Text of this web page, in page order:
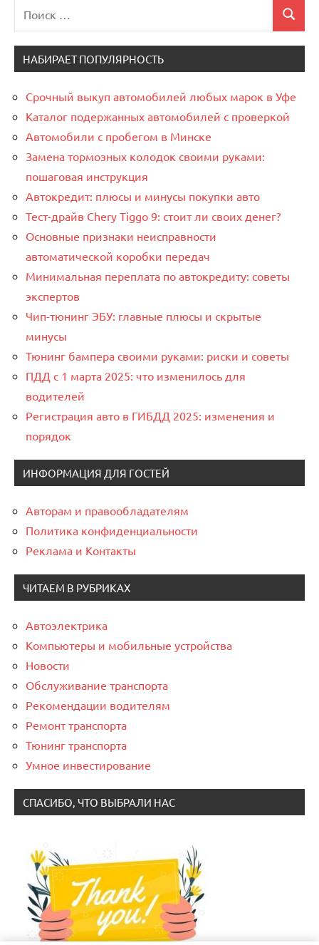
Поиск
для:
Поиск
НАБИРАЕТ ПОПУЛЯРНОСТЬ
Срочный выкуп автомобилей любых марок в Уфе
Каталог подержанных автомобилей с проверкой
Автомобили с пробегом в Минске
Замена тормозных колодок своими руками:
пошаговая инструкция
Автокредит: плюсы и минусы покупки авто
Тест-драйв Chery Tiggo 9: стоит ли своих денег?
Основные признаки неисправности
автоматической коробки передач
Минимальная переплата по автокредиту: советы
экспертов
Чип-тюнинг ЭБУ: главные плюсы и скрытые
минусы
Тюнинг бампера своими руками: риски и советы
ПДД с 1 марта 2025: что изменилось для
водителей
Регистрация авто в ГИБДД 2025: изменения и
порядок
ИНФОРМАЦИЯ ДЛЯ ГОСТЕЙ
Авторам и правообладателям
Политика конфиденциальности
Реклама и Контакты
ЧИТАЕМ В РУБРИКАХ
Автоэлектрика
Компьютеры и мобильные устройства
Новости
Обслуживание транспорта
Рекомендации водителям
Ремонт транспорта
Тюнинг транспорта
Умное инвестирование
СПАСИБО, ЧТО ВЫБРАЛИ НАС